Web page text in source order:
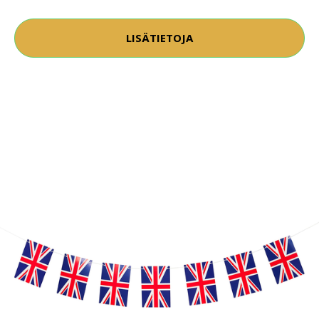
LISÄTIETOJA